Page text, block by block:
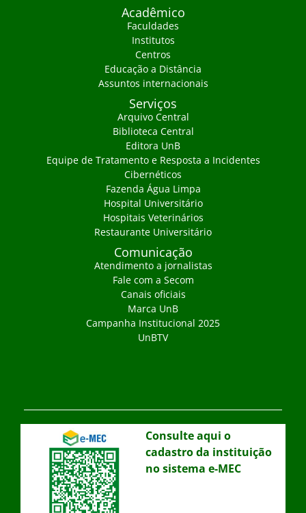
Acadêmico
Faculdades
Institutos
Centros
Educação a Distância
Assuntos internacionais
Serviços
Arquivo Central
Biblioteca Central
Editora UnB
Equipe de Tratamento e Resposta a Incidentes
Cibernéticos
Fazenda Água Limpa
Hospital Universitário
Hospitais Veterinários
Restaurante Universitário
Comunicação
Atendimento a jornalistas
Fale com a Secom
Canais oficiais
Marca UnB
Campanha Institucional 2025
UnBTV
Consulte aqui o
cadastro da instituição
no sistema e-MEC